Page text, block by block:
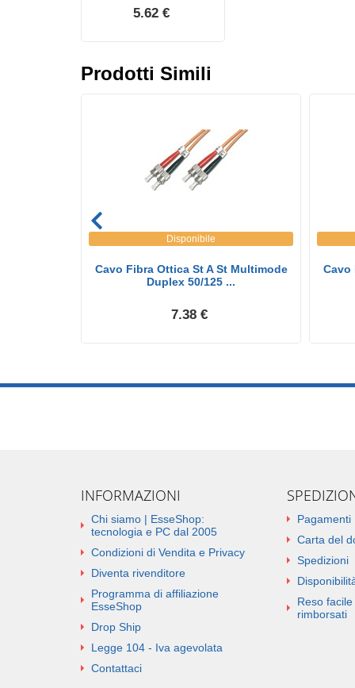
5.62 €
Prodotti Simili
Disponibile
Cavo Fibra Ottica St A St Multimode
Duplex 50/125 ...
7.38 €
Cavo
INFORMAZIONI
Chi siamo | EsseShop:
tecnologia e PC dal 2005
Condizioni di Vendita e Privacy
Diventa rivenditore
Programma di affiliazione
EsseShop
Drop Ship
Legge 104 - Iva agevolata
Contattaci
Pagamenti
Carta del
Spedizioni
Reso
rimborsati